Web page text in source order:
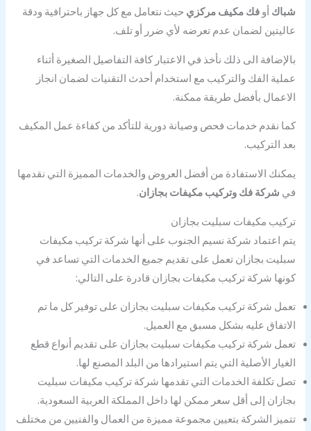
شباك أوفك مكيف مركزي حيث نتعامل مع كل جهاز باحترافية ودقة
عاليتين لضمان عدم تعرضه لأي ضرر أو تلف.
بالإضافة الى ذلك نأخذ في الاعتبار كافة التفاصيل الصغيرة أثناء
عملية الفك والتركيب مع استخدام أحدث التقنيات لضمان انجاز
الاعمال بأفضل طريقة ممكنة.
كما نقدم خدمات فحص وصيانة دورية للتأكد من كفاءة عمل المكيف
بعد التركيب.
يمكنك الاستفادة من أفضل العروض والخدمات المميزة التي نقدمها
في شركة فك وتركيب مكيفات بجازان.
تركيب مكيفات سبليت بجازان
يتم اعتماد شركة نسيم الجنوب على أنها شركة تركيب مكيفات
سبليت بجازان تعمل على تقديم جميع الخدمات التي تساعد في
كونها شركة تركيب مكيفات بجازان قادرة على التالي:
تعمل شركة تركيب مكيفات سبليت بجازان على توفير كل ما تم
الاتفاق عليه بشكل مسبق مع العميل.
تعمل شركة تركيب مكيفات سبليت بجازان على تقديم أنواع قطع
الغيار الأصلية التي يتم استيرادها من البلد المصنع لها.
تصل تكلفة الخدمات التي تقدمها شركة تركيب مكيفات سبليت
بجازان إلى أقل سعر ممكن لها داخل المملكة العربية السعودية.
تتميز الشركة بتعيين مجموعة مميزة من العمال والفنيين من مختلف